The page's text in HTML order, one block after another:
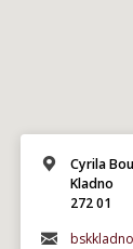
Cyrila
Kladno
272 01